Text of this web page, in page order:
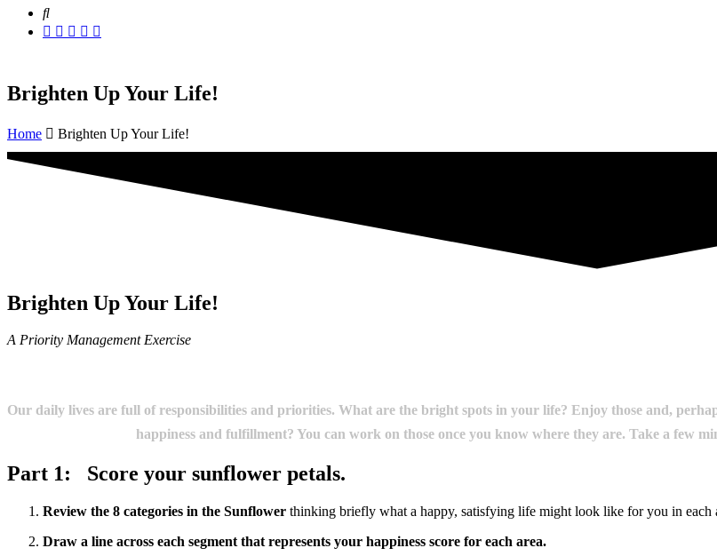
Brighten Up Your Life!
Home Brighten Up Your Life!
Brighten Up Your Life!
A Priority Management Exercise
Our daily lives are full of responsibilities and priorities. What are the bright spots in your life? Enjoy those and,
happiness and fulfillment? You can work on those once you know where they are. Take a few
Part 1: ‏‏‎ ‎‏‏‎ Score your sunflower petals.
Review the 8 categories in the Sunflower thinking briefly what a happy, satisfying life might look like for you in each
Draw a line across each segment that represents your happiness score for each area.